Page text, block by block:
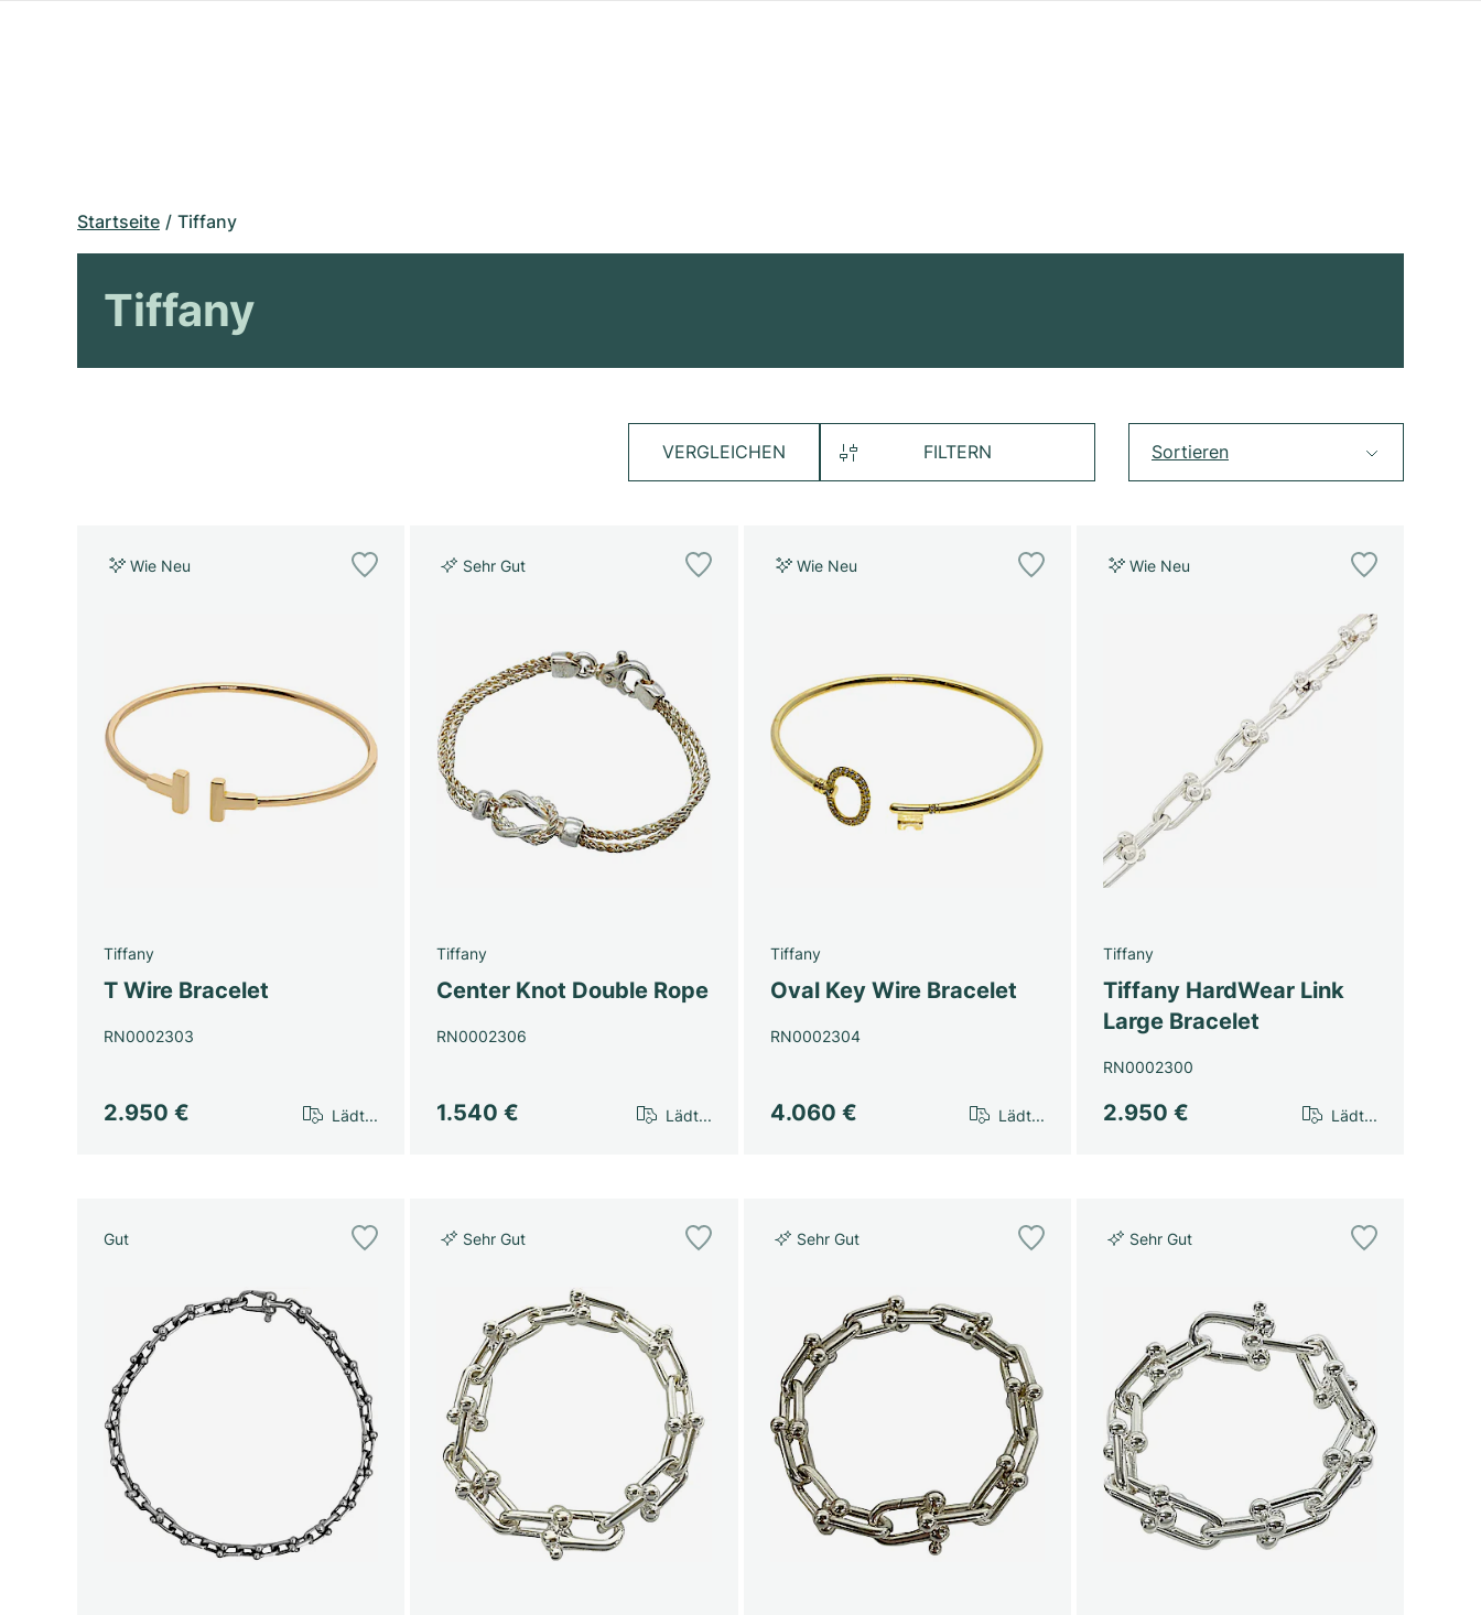
Startseite Tiffany
Tiffany
VERGLEICHEN FILTERN Sortieren
Wie Neu
Tiffany
T Wire Bracelet
RN0002303
2.950 € Lädt...
Sehr Gut
Tiffany
Center Knot Double Rope
RN0002306
1.540 € Lädt...
Wie Neu
Tiffany
Oval Key Wire Bracelet
RN0002304
4.060 € Lädt...
Wie Neu
Tiffany
Tiffany HardWear Link
Large Bracelet
RN0002300
2.950 € Lädt...
Gut Sehr Gut Sehr Gut Sehr Gut